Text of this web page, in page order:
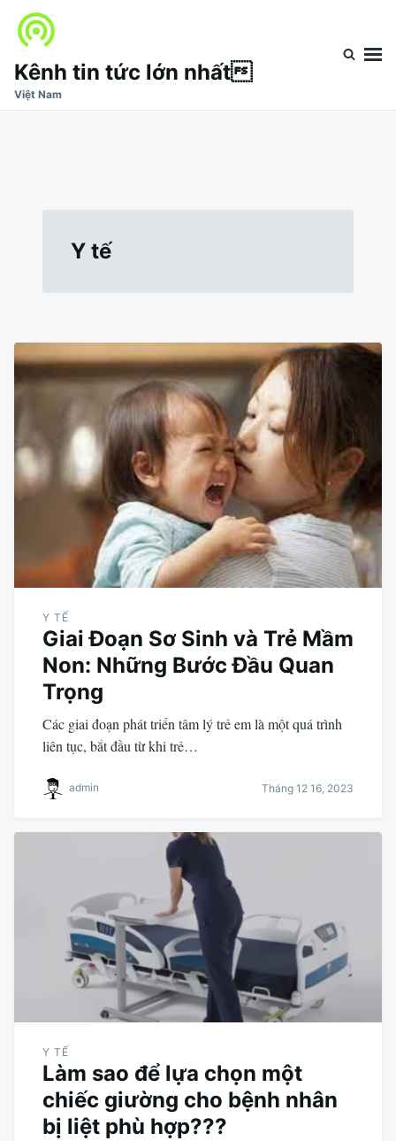
Nhảy
đến
nội
dung
Tìm
kiếm
cho:
Kênh tin tức lớn nhất
Việt Nam
Y tế
Y TẾ
Giai Đoạn Sơ Sinh và Trẻ Mầm
Non: Những Bước Đầu Quan
Trọng
Các giai đoạn phát triển tâm lý trẻ em là một quá trình
liên tục, bắt đầu từ khi trẻ…
admin Tháng 12 16, 2023
Y TẾ
Làm sao để lựa chọn một
chiếc giường cho bệnh nhân
bị liệt phù hợp???